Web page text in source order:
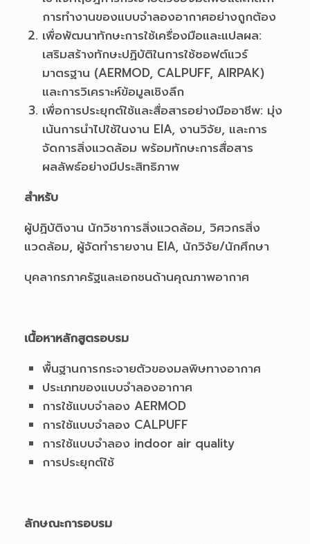
การทำงานของแบบจำลองอากาศอย่างถูกต้อง
เพื่อพัฒนาทักษะการใช้เครื่องมือและแปลผล:
เสริมสร้างทักษะปฏิบัติในการใช้ซอฟต์แวร์
มาตรฐาน (AERMOD, CALPUFF, AIRPAK)
และการวิเคราะห์ข้อมูลเชิงลึก
เพื่อการประยุกต์ใช้และสื่อสารอย่างมืออาชีพ: มุ่ง
เน้นการนำไปใช้ในงาน EIA, งานวิจัย, และการ
จัดการสิ่งแวดล้อม พร้อมทักษะการสื่อสาร
ผลลัพธ์อย่างมีประสิทธิภาพ
สำหรับ
ผู้ปฏิบัติงาน นักวิชาการสิ่งแวดล้อม, วิศวกรสิ่ง
แวดล้อม, ผู้จัดทำรายงาน EIA, นักวิจัย/นักศึกษา
บุคลากรภาครัฐและเอกชนด้านคุณภาพอากาศ
เนื้อหาหลักสูตรอบรม
พื้นฐานการกระจายตัวของมลพิษทางอากาศ
ประเภทของแบบจำลองอากาศ
การใช้แบบจำลอง AERMOD
การใช้แบบจำลอง CALPUFF
การใช้แบบจำลอง indoor air quality
การประยุกต์ใช้
ลักษณะการอบรม